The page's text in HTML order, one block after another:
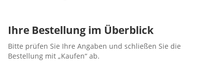
Ihre Bestellung im Überblick
Bitte prüfen Sie Ihre Angaben und schließen Sie die
Bestellung mit „Kaufen“ ab.